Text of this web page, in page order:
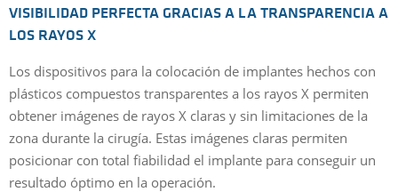
VISIBILIDAD PERFECTA GRACIAS A LA TRANSPARENCIA A
LOS RAYOS X
Los dispositivos para la colocación de implantes hechos con
plásticos compuestos transparentes a los rayos X permiten
obtener imágenes de rayos X claras y sin limitaciones de la
zona durante la cirugía. Estas imágenes claras permiten
posicionar con total fiabilidad el implante para conseguir un
resultado óptimo en la operación.